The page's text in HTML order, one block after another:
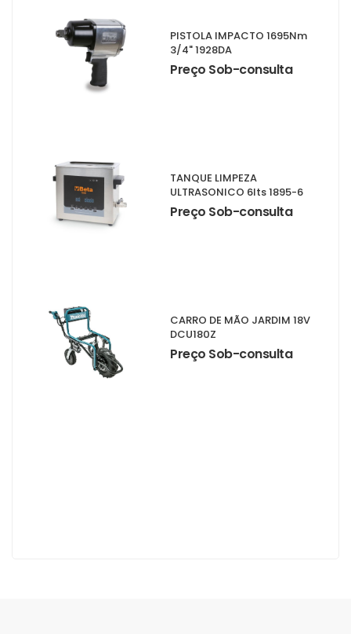
PISTOLA IMPACTO 1695Nm
3/4" 1928DA
Preço Sob-consulta
TANQUE LIMPEZA
ULTRASONICO 6lts 1895-6
Preço Sob-consulta
CARRO DE MÃO JARDIM 18V
DCU180Z
Preço Sob-consulta